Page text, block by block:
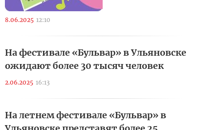
8.06.2025 12:10
На фестивале «Бульвар» в Ульяновске
ожидают более 30 тысяч человек
2.06.2025 16:13
На летнем фестивале «Бульвар» в